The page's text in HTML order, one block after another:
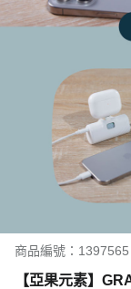
商品編號：
【亞果元素】